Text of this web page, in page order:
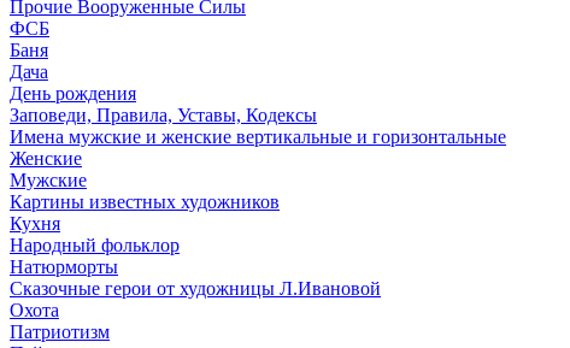
Прочие Вооруженные Силы
ФСБ
Баня
Дача
День рождения
Заповеди, Правила, Уставы, Кодексы
Имена мужские и женские вертикальные и горизонтальные
Женские
Мужские
Картины известных художников
Кухня
Народный фольклор
Натюрморты
Сказочные герои от художницы Л.Ивановой
Охота
Патриотизм